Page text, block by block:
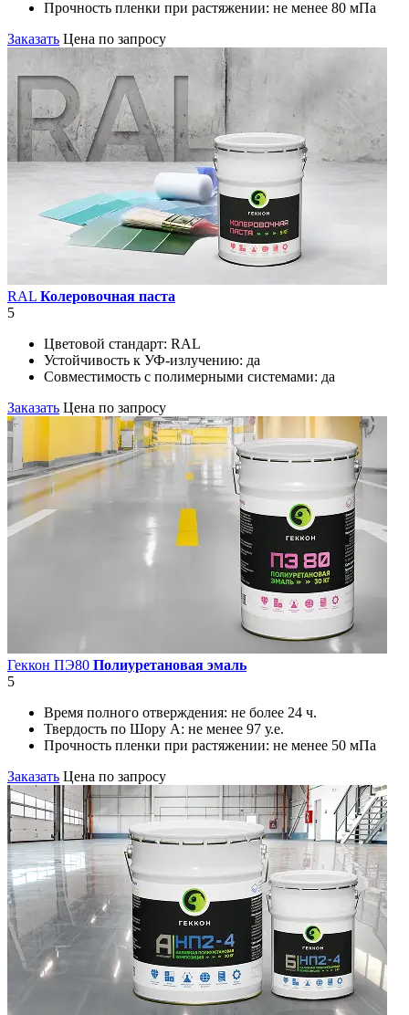
Прочность пленки при растяжении: не менее 80 мПа
Заказать Цена по запросу
RAL Колеровочная паста
5
Цветовой стандарт: RAL
Устойчивость к УФ-излучению: да
Совместимость с полимерными системами: да
Заказать Цена по запросу
Геккон ПЭ80 Полиуретановая эмаль
5
Время полного отверждения: не более 24 ч.
Твердость по Шору А: не менее 97 у.е.
Прочность пленки при растяжении: не менее 50 мПа
Заказать Цена по запросу